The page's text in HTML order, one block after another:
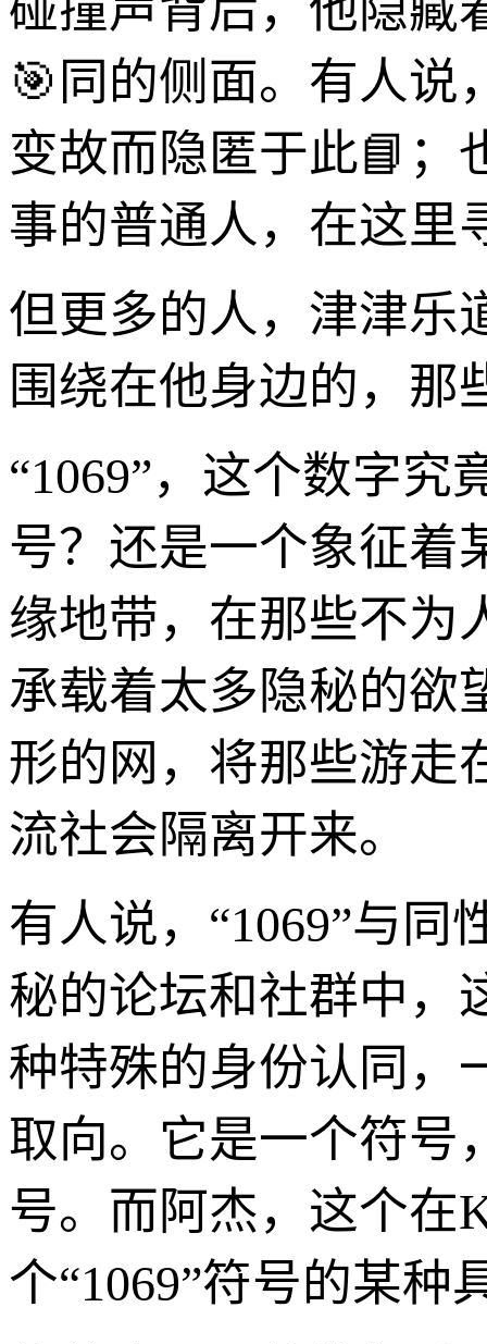
🎯同的侧面。有人说
变故而隐匿于此📘；
事的普通人，在这里
但更多的人，津津乐
围绕在他身边的，那
“1069”，这个数字
号？还是一个象征着
缘地带，在那些不为
承载着太多隐秘的欲
形的网，将那些游走
流社会隔离开来。
有人说，“1069”与
秘的论坛和社群中，
种特殊的身份认同，
取向。它是一个符号
号。而阿杰，这个在
个“1069”符号的某种